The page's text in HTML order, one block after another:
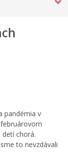
pandémia v
chorá.
to nevzdávali